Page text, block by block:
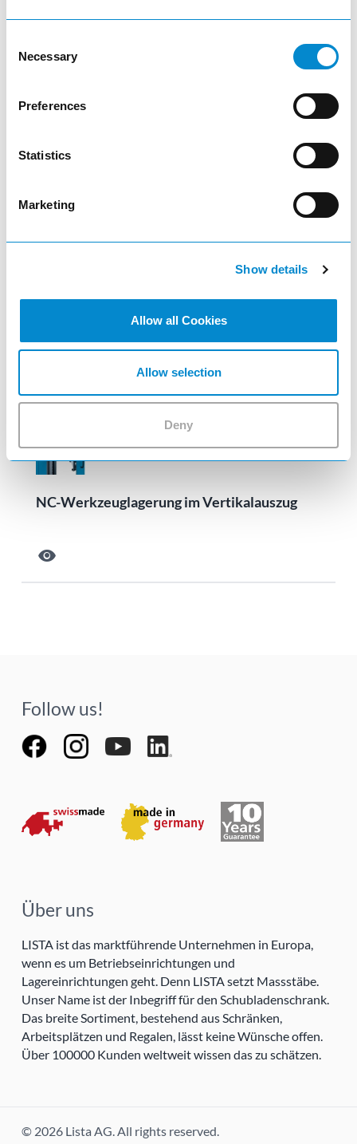
Selection
Necessary
Preferences
Statistics
Marketing
Show details
Allow all Cookies
Allow selection
Deny
NC-Transportwagen
visibility
NC-Tischständer
NC-Werkzeuglagerung im Vertikalauszug
visibility
Follow us!
Über uns
LISTA ist das marktführende Unternehmen in Europa,
wenn es um Betriebseinrichtungen und
Lagereinrichtungen geht. Denn LISTA setzt Massstäbe.
Unser Name ist der Inbegriff für den Schubladenschrank.
Das breite Sortiment, bestehend aus Schränken,
Arbeitsplätzen und Regalen, lässt keine Wünsche offen.
Über 100000 Kunden weltweit wissen das zu schätzen.
© 2026 Lista AG. All rights reserved.